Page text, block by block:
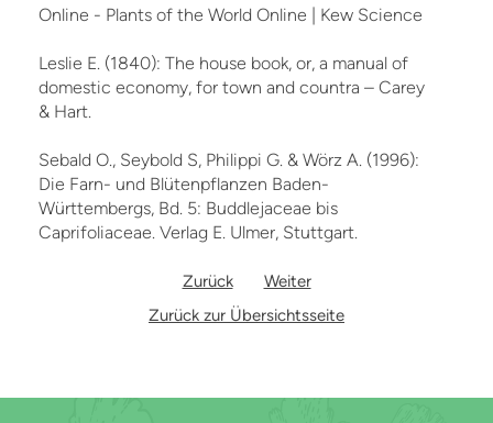
Online - Plants of the World Online | Kew Science
Leslie E. (1840): The house book, or, a manual of
domestic economy, for town and countra – Carey
& Hart.
Sebald O., Seybold S, Philippi G. & Wörz A. (1996):
Die Farn- und Blütenpflanzen Baden-
Württembergs, Bd. 5: Buddlejaceae bis
Caprifoliaceae. Verlag E. Ulmer, Stuttgart.
Zurück
Weiter
Zurück zur Übersichtsseite